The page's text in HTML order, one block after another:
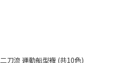
二刀流 運動船型襪 (共10色)